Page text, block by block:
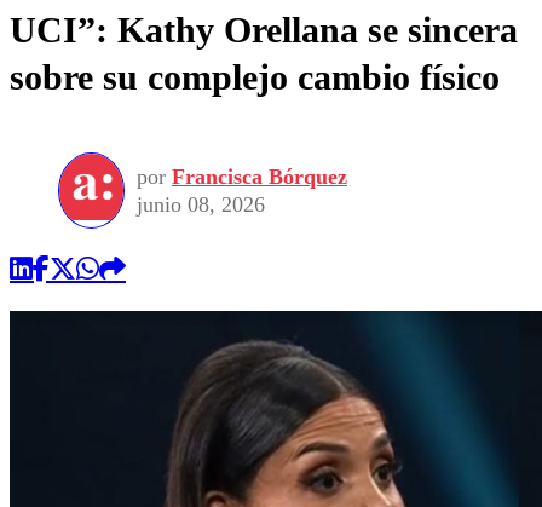
UCI”: Kathy Orellana se sincera
sobre su complejo cambio físico
por Francisca Bórquez
junio 08, 2026